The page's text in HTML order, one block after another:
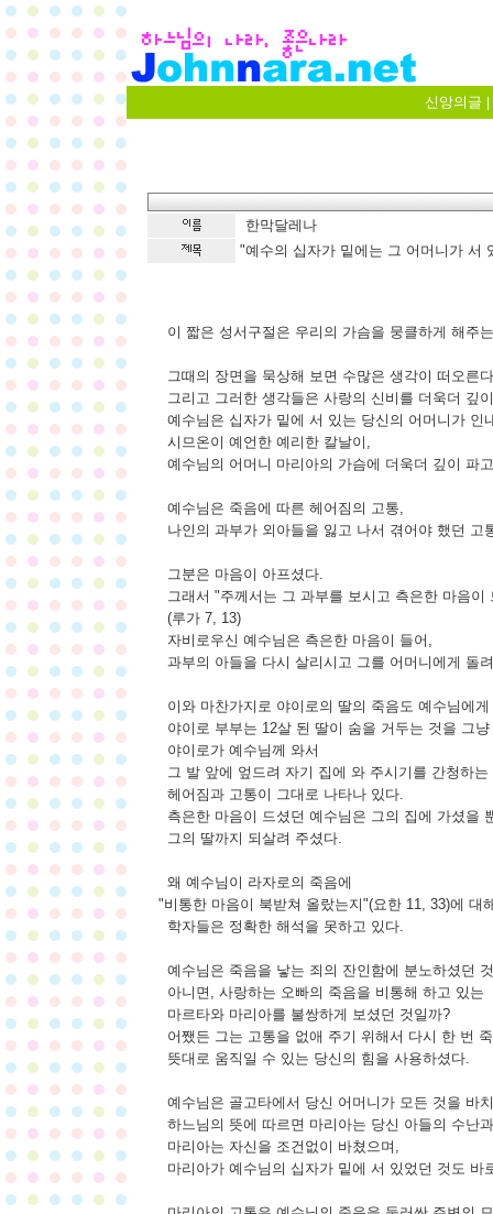
신앙의글
한막달레나
"예수의 십자가 밑에는 그 어머니가 서
이 짧은 성서구절은 우리의 가슴을 뭉클하게 해주
그때의 장면을 묵상해 보면 수많은 생각이 떠오른
그리고 그러한 생각들은 사랑의 신비를 더욱더 깊
예수님은 십자가 밑에 서 있는 당신의 어머니가 인
시므온이 예언한 예리한 칼날이,
예수님의 어머니 마리아의 가슴에 더욱더 깊이 파
예수님은 죽음에 따른 헤어짐의 고통,
나인의 과부가 외아들을 잃고 나서 겪어야 했던 고
그분은 마음이 아프셨다.
그래서 "주께서는 그 과부를 보시고 측은한 마음
(루가 7, 13)
자비로우신 예수님은 측은한 마음이 들어,
과부의 아들을 다시 살리시고 그를 어머니에게 돌
이와 마찬가지로 야이로의 딸의 죽음도 예수님에
야이로 부부는 12살 된 딸이 숨을 거두는 것을 그
야이로가 예수님께 와서
그 발 앞에 엎드려 자기 집에 와 주시기를 간청하는
헤어짐과 고통이 그대로 나타나 있다.
측은한 마음이 드셨던 예수님은 그의 집에 가셨을
그의 딸까지 되살려 주셨다.
왜 예수님이 라자로의 죽음에
"비통한 마음이 북받쳐 올랐는지"(요한 11, 33)에 대
학자들은 정확한 해석을 못하고 있다.
예수님은 죽음을 낳는 죄의 잔인함에 분노하셨던
아니면, 사랑하는 오빠의 죽음을 비통해 하고 있는
마르타와 마리아를 불쌍하게 보셨던 것일까?
어쨌든 그는 고통을 없애 주기 위해서 다시 한 번
뜻대로 움직일 수 있는 당신의 힘을 사용하셨다.
예수님은 골고타에서 당신 어머니가 모든 것을 바
하느님의 뜻에 따르면 마리아는 당신 아들의 수난
마리아는 자신을 조건없이 바쳤으며,
마리아가 예수님의 십자가 밑에 서 있었던 것도 바